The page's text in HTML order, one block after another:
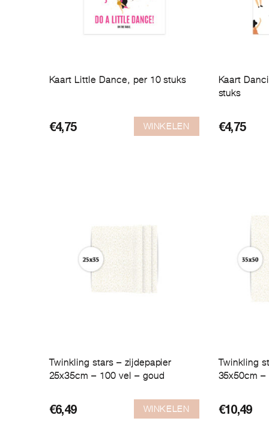
Kaart Little Dance, per 10 stuks
€4,75 WINKELEN
Kaart
stuks
€4,75
Twinkling stars – zijdepapier
25x35cm – 100 vel – goud
€6,49 WINKELEN
Twinkling
35x50cm
€10,49